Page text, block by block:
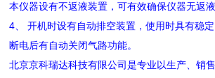
本仪器设有不返液装置，可有效确保仪器无返液
4、 开机时设有自动排空装置，使用时具有稳定
断电后有自动关闭气路功能。
北京京科瑞达科技有限公司是专业以生产、销